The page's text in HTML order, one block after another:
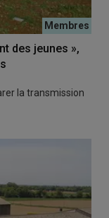
des jeunes »,
la transmission